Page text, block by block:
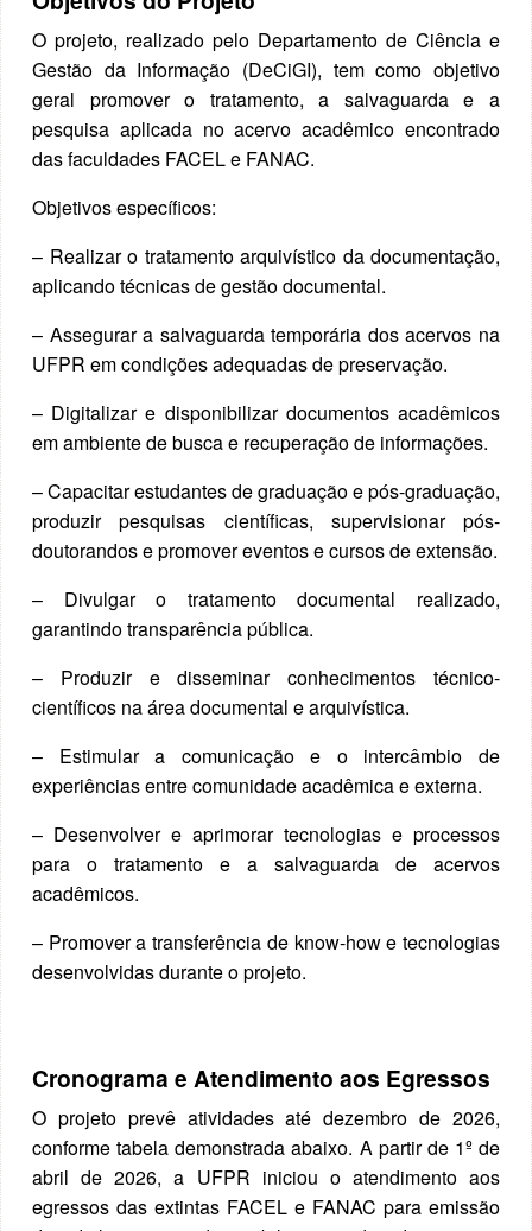
O projeto, realizado pelo Departamento de Ciência e
Gestão da Informação (DeCiGI), tem como objetivo
geral promover o tratamento, a salvaguarda e a
pesquisa aplicada no acervo acadêmico encontrado
das faculdades FACEL e FANAC.
Objetivos específicos:
– Realizar o tratamento arquivístico da documentação,
aplicando técnicas de gestão documental.
– Assegurar a salvaguarda temporária dos acervos na
UFPR em condições adequadas de preservação.
– Digitalizar e disponibilizar documentos acadêmicos
em ambiente de busca e recuperação de informações.
– Capacitar estudantes de graduação e pós-graduação,
produzir pesquisas científicas, supervisionar pós-
doutorandos e promover eventos e cursos de extensão.
– Divulgar o tratamento documental realizado,
garantindo transparência pública.
– Produzir e disseminar conhecimentos técnico-
científicos na área documental e arquivística.
– Estimular a comunicação e o intercâmbio de
experiências entre comunidade acadêmica e externa.
– Desenvolver e aprimorar tecnologias e processos
para o tratamento e a salvaguarda de acervos
acadêmicos.
– Promover a transferência de know-how e tecnologias
desenvolvidas durante o projeto.
Cronograma e Atendimento aos Egressos
O projeto prevê atividades até dezembro de 2026,
conforme tabela demonstrada abaixo. A partir de 1º de
abril de 2026, a UFPR iniciou o atendimento aos
egressos das extintas FACEL e FANAC para emissão